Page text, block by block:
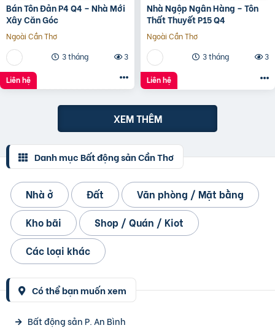
Bán Tôn Đản P4 Q4 – Nhà Mới
Xây Căn Góc
Ngoài Cần Thơ
3 tháng
3
Liên hệ
Nhà Ngộp Ngân Hàng – Tôn
Thất Thuyết P15 Q4
Ngoài Cần Thơ
3 tháng
3
Liên hệ
XEM THÊM
Danh mục Bất động sản Cần Thơ
Nhà ở Đất
Văn phòng / Mặt bằng
Kho bãi
Shop / Quán / Kiot
Các loại khác
Có thể bạn muốn xem
Bất động sản P. An Bình